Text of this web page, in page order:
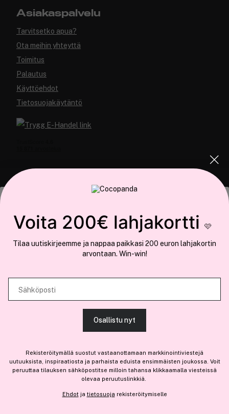
Tämä sivusto käyttää evästeitä
Käytämme evästeitä tarjoamamme sisällön ja mainosten
räätälöimiseen, sosiaalisen median ominaisuuksien tukemiseen ja
käytät sivustoamme. Kumppanimme voivat yhdistää näitä tietoja muihin
Asiakaspalvelu
Tarvitsetko apua?
Ota meihin yhteyttä
Toimitus
Palautus
Käyttöehdot
Tietosuojakäytäntö
Meistä
Jos haluat henkilökohtaista neuvoa ammattitason hiustuotteista,
Voita 200€ lahjakortti 🩷
Tilaa uutiskirjeemme ja nappaa paikkasi 200 euron lahjakortin
arvontaan. Win-win!
Sähköposti
Osallistu nyt
Rekisteröitymällä suostut vastaanottamaan markkinointiviestejä
uutuuksista, inspiraatiosta ja parhaista eduista ensimmäisten joukossa. Voit
peruuttaa tilauksen sähköpostitse milloin tahansa klikkaamalla viesteissä
olevaa peruutuslinkkiä.
Ehdotja tietosuoja rekisteröitymiselle